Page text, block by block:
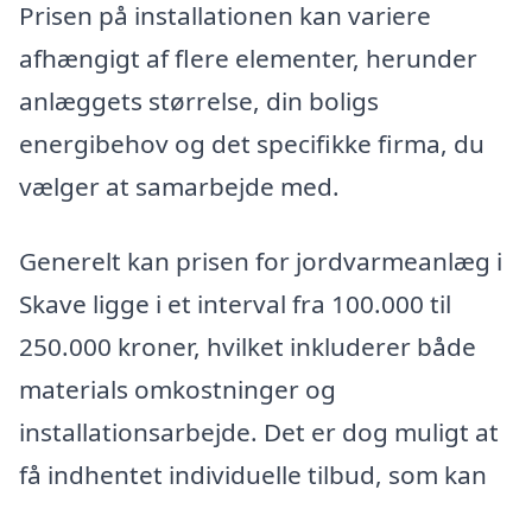
Prisen på installationen kan variere
afhængigt af flere elementer, herunder
anlæggets størrelse, din boligs
energibehov og det specifikke firma, du
vælger at samarbejde med.
Generelt kan prisen for jordvarmeanlæg i
Skave ligge i et interval fra 100.000 til
250.000 kroner, hvilket inkluderer både
materials omkostninger og
installationsarbejde. Det er dog muligt at
få indhentet individuelle tilbud, som kan